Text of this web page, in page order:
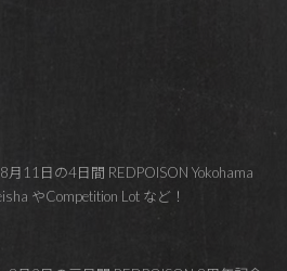
11日の4日間 REDPOISON Yokohama
やCompetition Lot など！